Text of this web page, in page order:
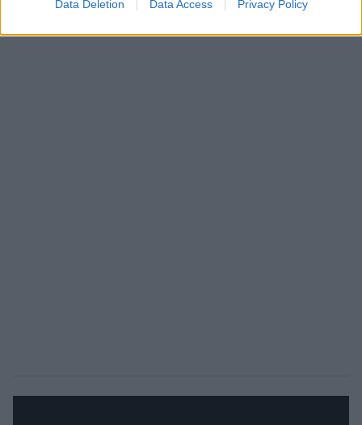
Data Deletion Data Access Privacy Policy